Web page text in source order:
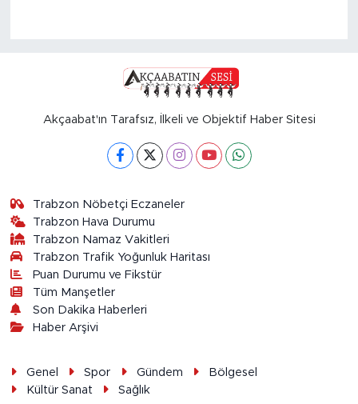
Akçaabat'ın Tarafsız, İlkeli ve Objektif Haber Sitesi
Trabzon Nöbetçi Eczaneler
Trabzon Hava Durumu
Trabzon Namaz Vakitleri
Trabzon Trafik Yoğunluk Haritası
Puan Durumu ve Fikstür
Tüm Manşetler
Son Dakika Haberleri
Haber Arşivi
Genel Spor Gündem
Bölgesel
Kültür Sanat
Sağlık